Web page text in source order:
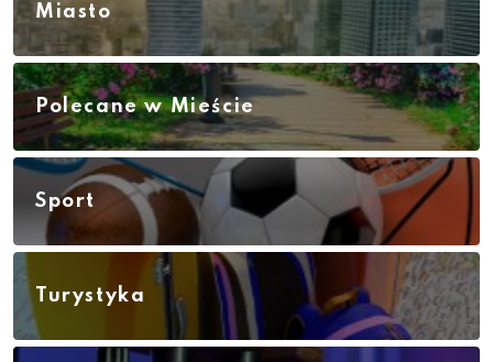
Miasto
Polecane w Mieście
Sport
Turystyka